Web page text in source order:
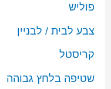
פוליש
צבע לבית / לבניין
קריסטל
שטיפה בלחץ גבוהה